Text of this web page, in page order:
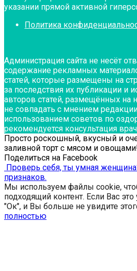
указании прямой активной
Политика
Администрация сайта не несёт
содержание рекламных
статей, которые размещены на
за последствия их публикации и
авторов статей, размещённых на
не совпадать с мнением
использованием советов по
рекомендуется консультация
Просто роскошный, вкусный и
заливной торт с мясом и
Поделиться на Facebook
Проверь себя, ты умная
признаков.
Мы используем файлы cookie,
подходящий контент. Если Вас
"Ок", и Вы больше не увидите
полностью